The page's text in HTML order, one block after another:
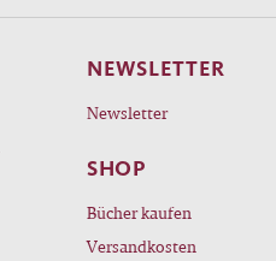
NEWSLETTER
Newsletter
SHOP
Bücher kaufen
Versandkosten